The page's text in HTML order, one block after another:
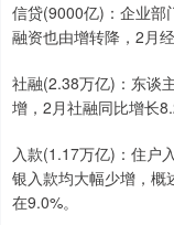
信贷(9000亿)：企业部
融资也由增转降，2月
社融(2.38万亿)：东谈
增，2月社融同比增长
入款(1.17万亿)：住户
银入款均大幅少增，概
在9.0%。